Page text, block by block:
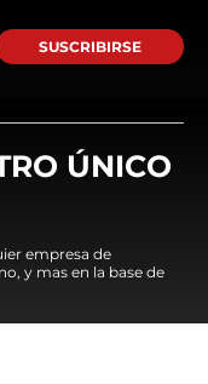
SUSCRIBIRSE
ÚNICO
empresa de
y mas en la base de